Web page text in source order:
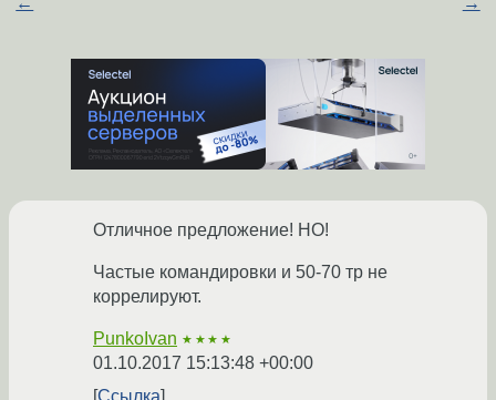
Отличное предложение! НО!
Частые командировки и 50-70 тр не
коррелируют.
PunkoIvan ★★★★
01.10.2017 15:13:48 +00:00